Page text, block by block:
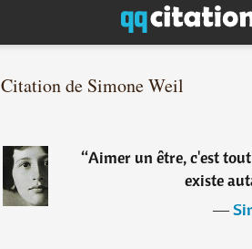
Citation de Simone Weil
“Aimer un être, c'est
existe
―